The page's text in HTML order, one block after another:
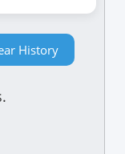
History